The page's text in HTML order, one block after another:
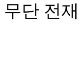
무단 전